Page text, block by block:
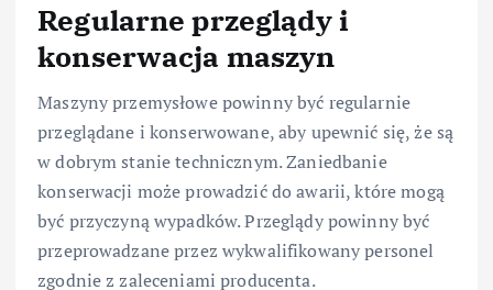
Regularne przeglądy i
konserwacja maszyn
Maszyny przemysłowe powinny być regularnie
przeglądane i konserwowane, aby upewnić się, że są
w dobrym stanie technicznym. Zaniedbanie
konserwacji może prowadzić do awarii, które mogą
być przyczyną wypadków. Przeglądy powinny być
przeprowadzane przez wykwalifikowany personel
zgodnie z zaleceniami producenta.